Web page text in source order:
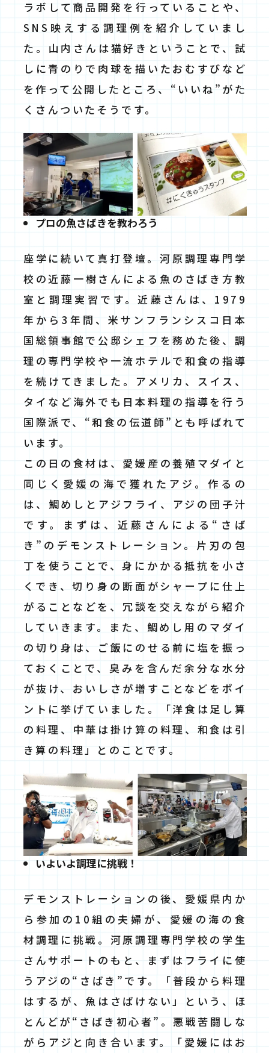
ラボして商品開発を行っていることや、
SNS映えする調理例を紹介していまし
た。山内さんは猫好きということで、試
しに青のりで肉球を描いたおむすびなど
を作って公開したところ、“いいね”がた
くさんついたそうです。
プロの魚さばきを教わろう
座学に続いて真打登壇。河原調理専門学
校の近藤一樹さんによる魚のさばき方教
室と調理実習です。近藤さんは、1979
年から3年間、米サンフランシスコ日本
国総領事館で公邸シェフを務めた後、調
理の専門学校や一流ホテルで和食の指導
を続けてきました。アメリカ、スイス、
タイなど海外でも日本料理の指導を行う
国際派で、“和食の伝道師”とも呼ばれて
います。
この日の食材は、愛媛産の養殖マダイと
同じく愛媛の海で獲れたアジ。作るの
は、鯛めしとアジフライ、アジの団子汁
です。まずは、近藤さんによる“さば
き”のデモンストレーション。片刃の包
丁を使うことで、身にかかる抵抗を小さ
くでき、切り身の断面がシャープに仕上
がることなどを、冗談を交えながら紹介
していきます。また、鯛めし用のマダイ
の切り身は、ご飯にのせる前に塩を振っ
ておくことで、臭みを含んだ余分な水分
が抜け、おいしさが増すことなどをポイ
ントに挙げていました。「洋食は足し算
の料理、中華は掛け算の料理、和食は引
き算の料理」とのことです。
いよいよ調理に挑戦！
デモンストレーションの後、愛媛県内か
ら参加の10組の夫婦が、愛媛の海の食
材調理に挑戦。河原調理専門学校の学生
さんサポートのもと、まずはフライに使
うアジの“さばき”です。「普段から料理
はするが、魚はさばけない」という、ほ
とんどが“さばき初心者”。悪戦苦闘しな
がらアジと向き合います。「愛媛にはお